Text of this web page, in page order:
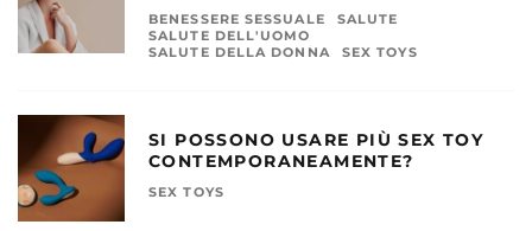
BENESSERE SESSUALE
SALUTE
SALUTE DELL'UOMO
SALUTE DELLA DONNA
SEX TOYS
SI POSSONO USARE PIÙ SEX TOY
CONTEMPORANEAMENTE?
SEX TOYS